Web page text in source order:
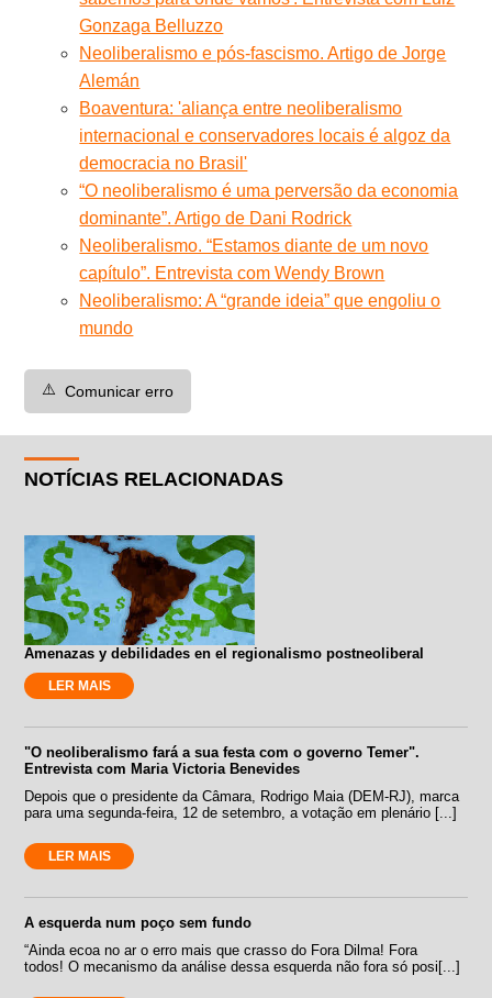
Gonzaga Belluzzo
Neoliberalismo e pós-fascismo. Artigo de Jorge
Alemán
Boaventura: 'aliança entre neoliberalismo
internacional e conservadores locais é algoz da
democracia no Brasil'
“O neoliberalismo é uma perversão da economia
dominante”. Artigo de Dani Rodrick
Neoliberalismo. “Estamos diante de um novo
capítulo”. Entrevista com Wendy Brown
Neoliberalismo: A “grande ideia” que engoliu o
mundo
⚠️ Comunicar erro
NOTÍCIAS RELACIONADAS
Amenazas y debilidades en el regionalismo postneoliberal
LER MAIS
"O neoliberalismo fará a sua festa com o governo Temer".
Entrevista com Maria Victoria Benevides
Depois que o presidente da Câmara, Rodrigo Maia (DEM-RJ), marca
para uma segunda-feira, 12 de setembro, a votação em plenário [...]
LER MAIS
A esquerda num poço sem fundo
“Ainda ecoa no ar o erro mais que crasso do Fora Dilma! Fora
todos! O mecanismo da análise dessa esquerda não fora só posi[...]